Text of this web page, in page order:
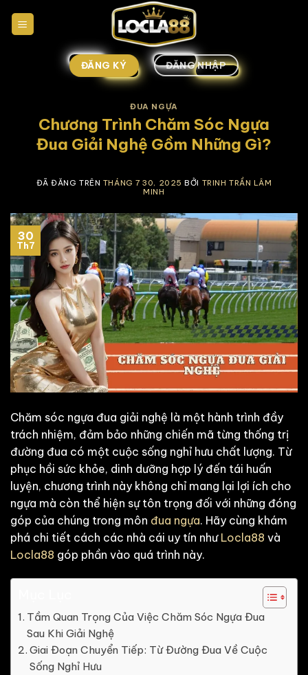
đến
ĐĂNG KÝ ĐĂNG NHẬP
ĐUA NGỰA
Chương Trình Chăm Sóc Ngựa
Đua Giải Nghệ Gồm Những Gì?
ĐÃ ĐĂNG TRÊN THÁNG 7 30, 2025 BỞI TRINH TRẦN LÂM
MINH
30
Th7
Chăm sóc ngựa đua giải nghệ là một hành trình đầy
trách nhiệm, đảm bảo những chiến mã từng thống trị
đường đua có một cuộc sống nghỉ hưu chất lượng. Từ
phục hồi sức khỏe, dinh dưỡng hợp lý đến tái huấn
luyện, chương trình này không chỉ mang lại lợi ích cho
ngựa mà còn thể hiện sự tôn trọng đối với những đóng
góp của chúng trong môn đua ngựa. Hãy cùng khám
phá chi tiết cách các nhà cái uy tín như Locla88 và
Locla88 góp phần vào quá trình này.
Tầm Quan Trọng Của Việc Chăm Sóc Ngựa Đua
Sau Khi Giải Nghệ
Giai Đoạn Chuyển Tiếp: Từ Đường Đua Về Cuộc
Sống Nghỉ Hưu